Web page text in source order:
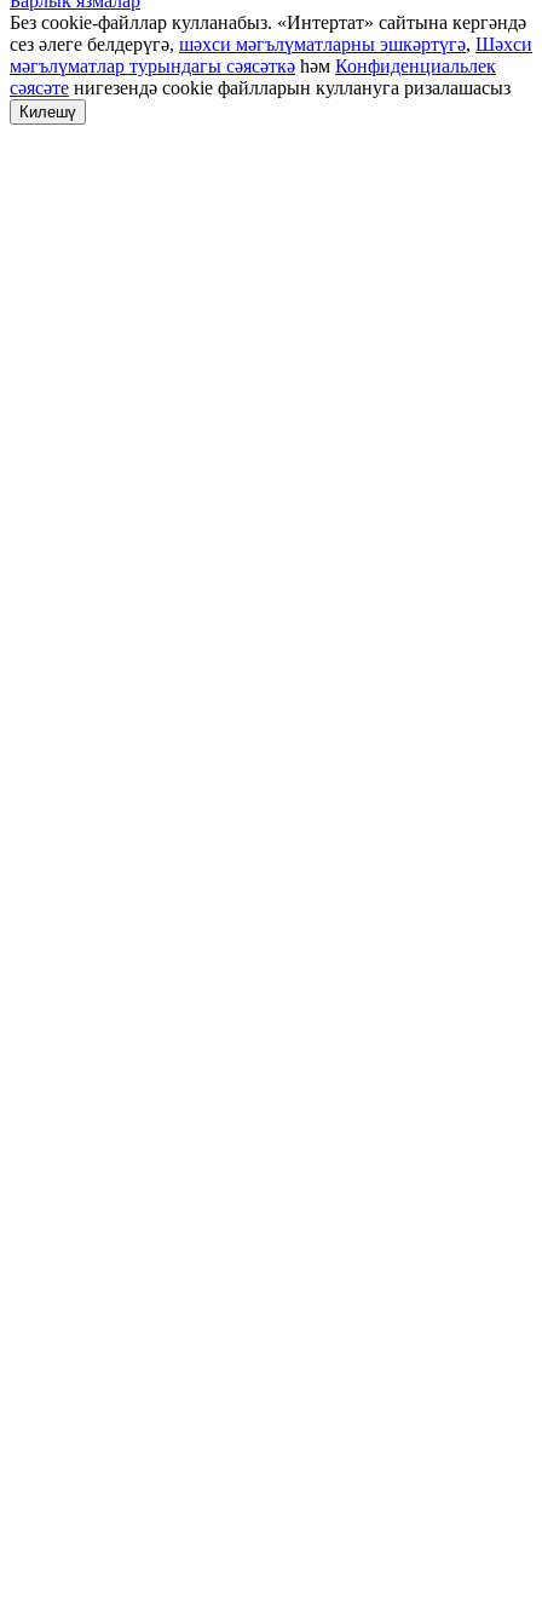
Без cookie-файллар кулланабыз. «Интертат» сайтына кергәндә
сез әлеге белдерүгә, шәхси мәгълүматларны эшкәртүгә, Шәхси
мәгълүматлар турындагы сәясәткә һәм Конфиденциальлек
сәясәте нигезендә cookie файлларын куллануга ризалашасыз
Килешү